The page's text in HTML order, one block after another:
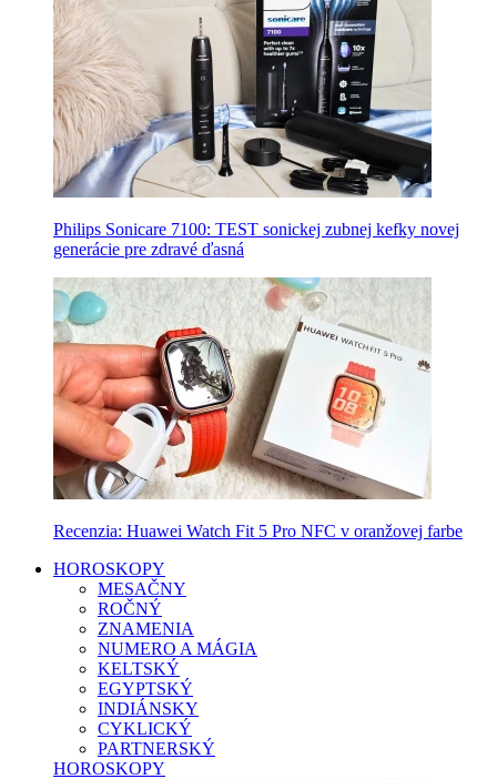
Philips Sonicare 7100: TEST sonickej zubnej kefky novej
generácie pre zdravé ďasná
Recenzia: Huawei Watch Fit 5 Pro NFC v oranžovej farbe
HOROSKOPY
MESAČNY
ROČNÝ
ZNAMENIA
NUMERO A MÁGIA
KELTSKÝ
EGYPTSKÝ
INDIÁNSKY
CYKLICKÝ
PARTNERSKÝ
HOROSKOPY